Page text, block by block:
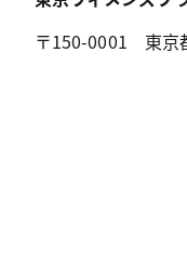
〒150-0001 東京